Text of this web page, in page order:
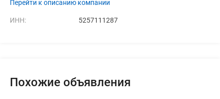
Перейти к описанию компании
ИНН: 5257111287
Похожие объявления